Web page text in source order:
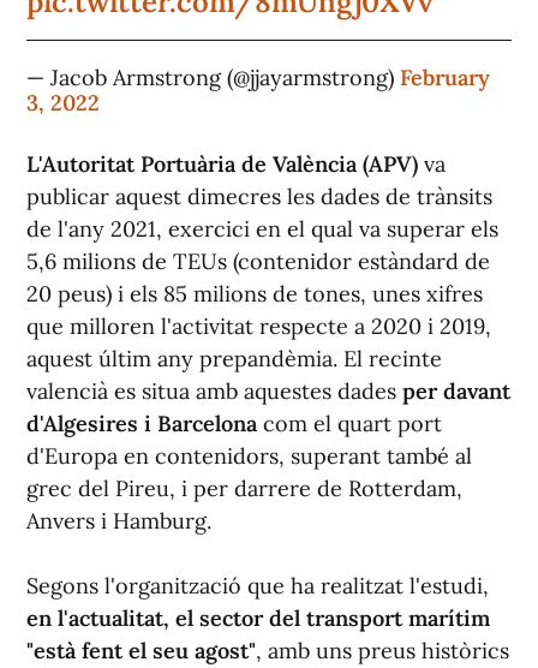
— Jacob Armstrong (@jjayarmstrong) February
3, 2022
L'Autoritat Portuària de València (APV) va
publicar aquest dimecres les dades de trànsits
de l'any 2021, exercici en el qual va superar els
5,6 milions de TEUs (contenidor estàndard de
20 peus) i els 85 milions de tones, unes xifres
que milloren l'activitat respecte a 2020 i 2019,
aquest últim any prepandèmia. El recinte
valencià es situa amb aquestes dades per davant
d'Algesires i Barcelona com el quart port
d'Europa en contenidors, superant també al
grec del Pireu, i per darrere de Rotterdam,
Anvers i Hamburg.
Segons l'organització que ha realitzat l'estudi,
en l'actualitat, el sector del transport marítim
"està fent el seu agost", amb uns preus històrics